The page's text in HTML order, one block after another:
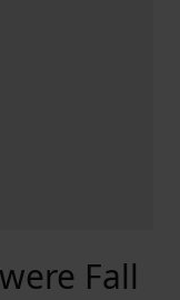
Fall